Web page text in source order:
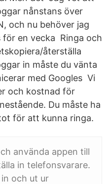
nånstans över
och nu behöver jag
en vecka Ringa och
återställa
in måste du vänta
med Googles Vi
och kostnad för
Du måste ha
för att kunna ringa.
använda appen till
in telefonsvarare.
in och ut ur